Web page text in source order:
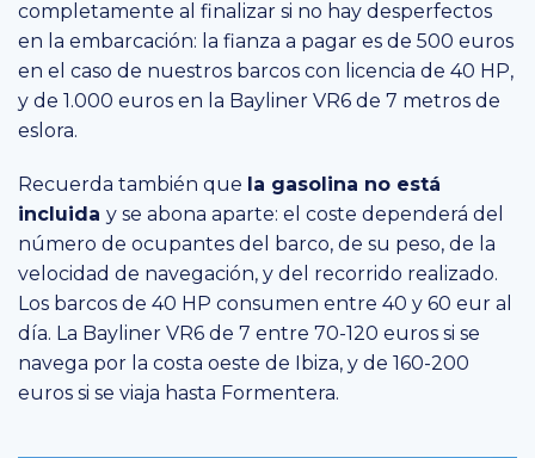
completamente al finalizar si no hay desperfectos
en la embarcación: la fianza a pagar es de 500 euros
en el caso de nuestros barcos con licencia de 40 HP,
y de 1.000 euros en la Bayliner VR6 de 7 metros de
eslora.
Recuerda también que la gasolina no está
incluida y se abona aparte: el coste dependerá del
número de ocupantes del barco, de su peso, de la
velocidad de navegación, y del recorrido realizado.
Los barcos de 40 HP consumen entre 40 y 60 eur al
día. La Bayliner VR6 de 7 entre 70-120 euros si se
navega por la costa oeste de Ibiza, y de 160-200
euros si se viaja hasta Formentera.